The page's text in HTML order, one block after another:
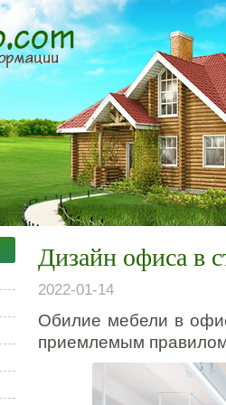
Дизайн офиса в
2022-01-14
Обилие мебели в
приемлемым